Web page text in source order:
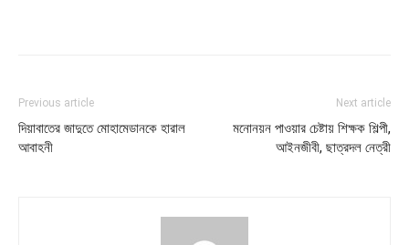
Previous article
দিয়াবাতের জাদুতে মোহামেডানকে হারাল
আবাহনী
Next article
মনোনয়ন পাওয়ার চেষ্টায় শিক্ষক শিল্পী,
আইনজীবী, ছাত্রদল নেত্রী